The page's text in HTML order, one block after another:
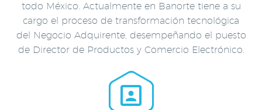
todo México. Actualmente en Banorte tiene a su
cargo el proceso de transformación tecnológica
del Negocio Adquirente, desempeñando el puesto
de Director de Productos y Comercio Electrónico.

